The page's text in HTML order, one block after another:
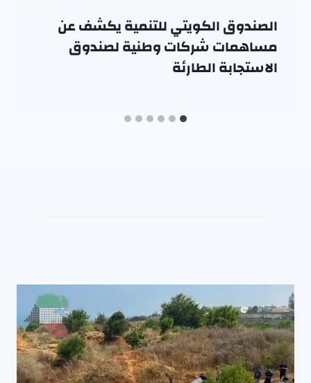
الصندوق الكويتي للتنمية يكشف عن
مساهمات شركات وطنية لصندوق
الاستجابة الطارئة